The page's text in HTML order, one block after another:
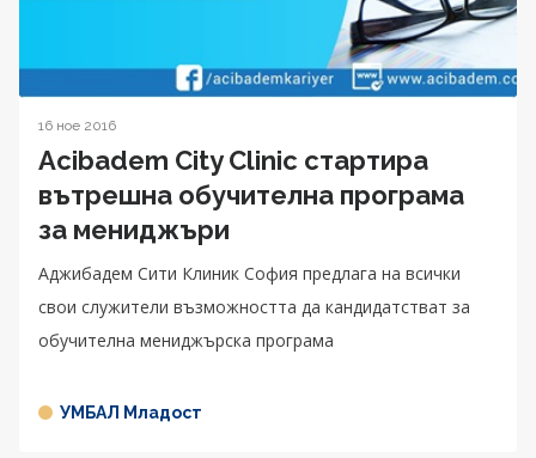
16 ное 2016
Acibadem City Clinic стартира
вътрешна обучителна програма
за мениджъри
Аджибадем Сити Клиник София предлага на всички
свои служители възможността да кандидатстват за
обучителна мениджърска програма
УМБАЛ Младост